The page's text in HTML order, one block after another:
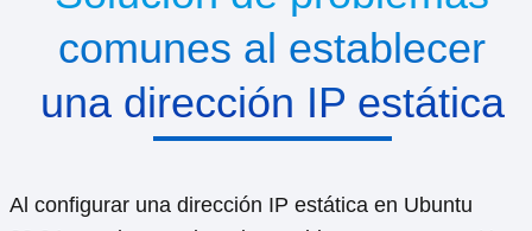
comunes al establecer
una dirección IP estática
Al configurar una dirección IP estática en Ubuntu